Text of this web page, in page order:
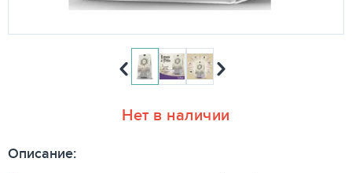
Нет в наличии
Описание: